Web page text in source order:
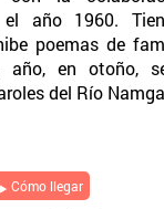
el año 1960.
poemas de
año, en otoño,
del Río
Cómo llegar